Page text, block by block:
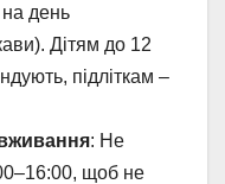
день
Дітям до 12
підліткам –
: Не
щоб не